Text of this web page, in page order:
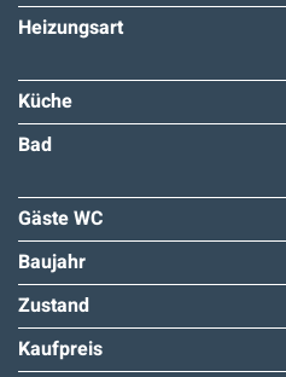
Heizungsart
Küche
Bad
Gäste WC
Baujahr
Zustand
Kaufpreis